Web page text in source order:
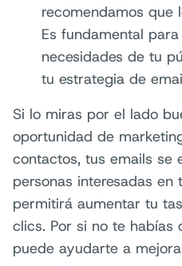
recomendamos que
Es fundamental
necesidades de tu
tu estrategia de
Si lo miras por el lado
oportunidad de
contactos, tus emails se
personas interesadas
permitirá aumentar tu
clics. Por si no te habías
puede ayudarte a